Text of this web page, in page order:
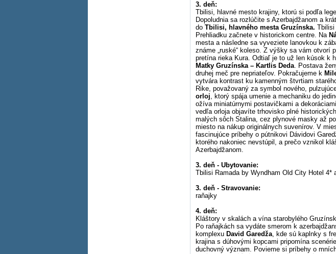
3. deň:
Tbilisi, hlavné mesto krajiny, ktorú si podľa
Dopoludnia sa rozlúčite s Azerbajdžanom a
do Tbilisi, hlavného mesta Gruzínska. Tbilisi
Prehliadku začnete v historickom centre. Na
mesta a následne sa vyveziete lanovkou k
známe „ruské“ koleso. Z výšky sa vám otvorí
pretína rieka Kura. Odtiaľ je to už len kúsok k
Matky Gruzínska – Kartlis Deda. Postava
druhej meč pre nepriateľov. Pokračujeme k
vytvára kontrast ku kamenným štvrtiam
Rike, považovaný za symbol nového,
orloj, ktorý spája umenie a mechaniku do
ožíva miniatúrnymi postavičkami a
vedľa orloja objavíte trhovisko plné
malých sôch Stalina, cez plynové masky až
miesto na nákup originálnych suvenírov. V
fascinujúce príbehy o pútnikovi Dávidovi
ktorého nakoniec nevstúpil, a prečo vznikol
Azerbajdžanom.
3. deň - Ubytovanie:
Tbilisi Ramada by Wyndham Old City Hotel 4*
3. deň - Stravovanie:
raňajky
4. deň:
Kláštory v skalách a vína starobylého
Po raňajkách sa vydáte smerom k
komplexu David Garedža, kde sú kaplnky s
krajina s dúhovými kopcami pripomína
duchovný význam. Povieme si príbehy o